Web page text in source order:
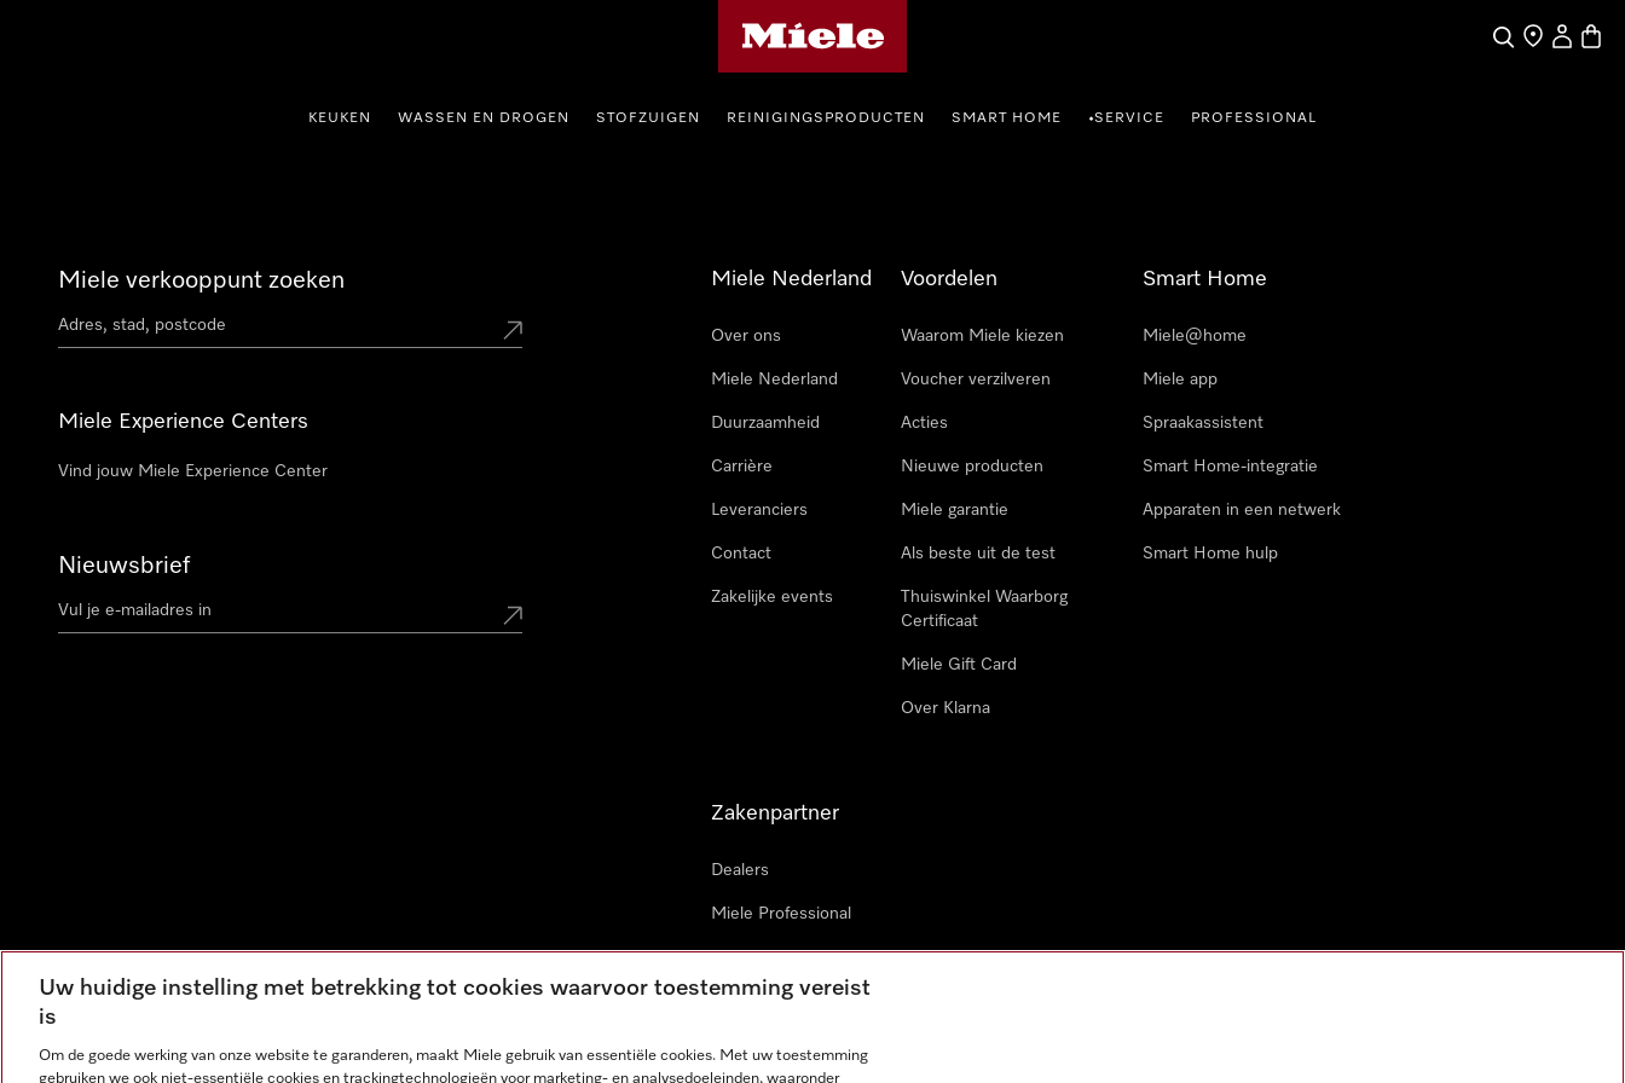
Wat zoek je?
Dealer zoeken
Mijn
KEUKEN WASSEN EN DROGEN STOFZUIGEN REINIGINGSPRODUCTEN SMART HOME •SERVICE PROFESSIONAL
Miele verkooppunt zoeken
Miele Experience Centers
Vind jouw Miele Experience Center
Nieuwsbrief
Miele Nederland
Over ons
Miele Nederland
Duurzaamheid
Carrière
Leveranciers
Contact
Zakelijke events
Voordelen
Waarom Miele kiezen
Voucher verzilveren
Acties
Nieuwe producten
Miele garantie
Als beste uit de test
Thuiswinkel Waarborg
Certificaat
Miele Gift Card
Over Klarna
Smart Home
Miele@home
Miele app
Spraakassistent
Smart Home-integratie
Apparaten in een netwerk
Smart Home hulp
Zakenpartner
Dealers
Miele Professional
Miele in projecten
Miele Marine
Uw huidige instelling met betrekking tot cookies waarvoor toestemming vereist
is
Om de goede werking van onze website te garanderen, maakt Miele gebruik van essentiële cookies. Met uw toestemming
gebruiken we ook niet-essentiële cookies en trackingtechnologieën voor marketing- en analysedoeleinden, waaronder